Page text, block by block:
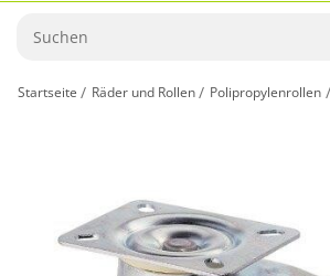
Startseite Räder und Rollen Polipropylenrollen